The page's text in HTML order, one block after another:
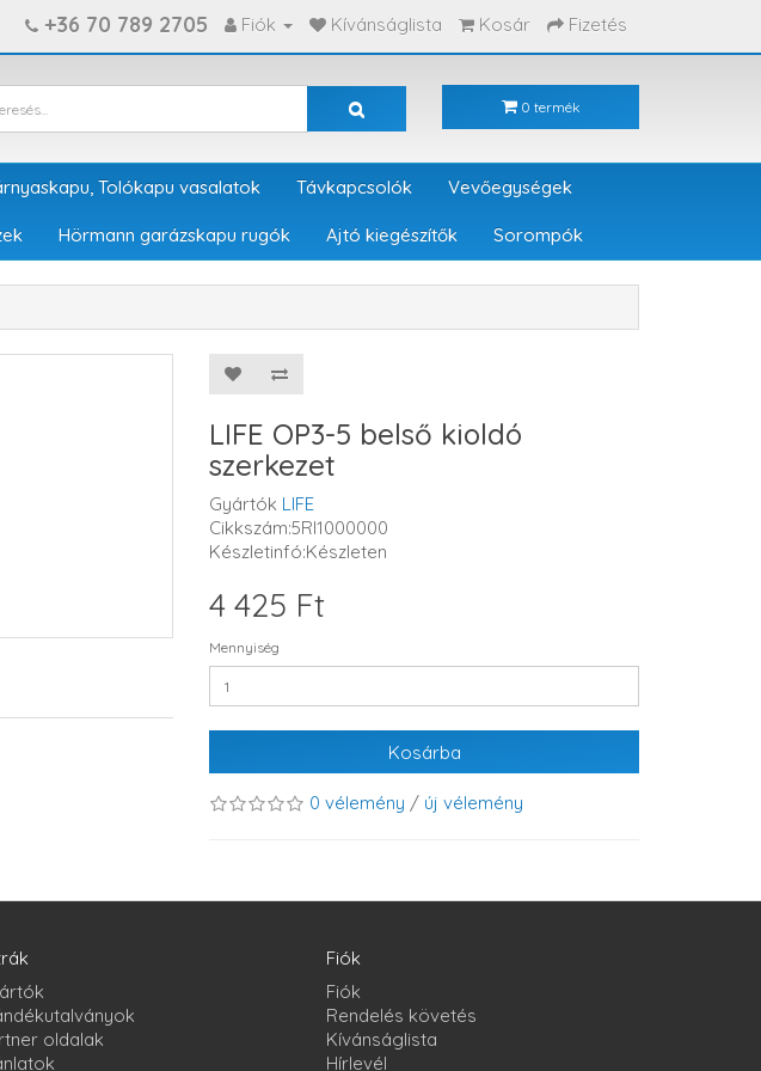
+36 70 789 2705 Fiók Kívánságlista Kosár Fizetés
0 termék
Tolókapu vasalatok Távkapcsolók Vevőegységek
Hörmann garázskapu rugók Ajtó kiegészítők Sorompók
LIFE OP3-5 belső kioldó
szerkezet
Gyártók LIFE
Cikkszám:5RI1000000
Készletinfó:Készleten
4 425 Ft
Mennyiség
Kosárba
0 vélemény / új vélemény
oldalak
Fiók
Fiók
Rendelés követés
Kívánságlista
Hírlevél